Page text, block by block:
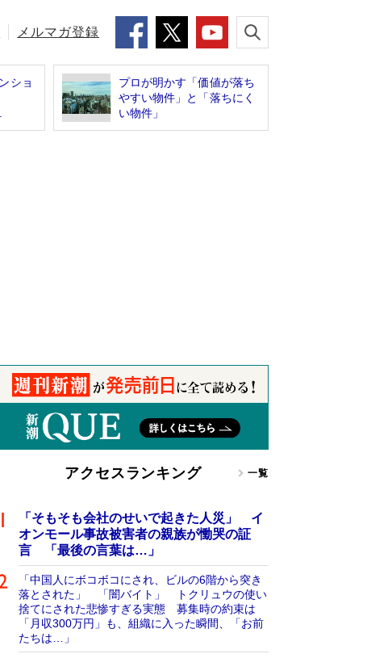
メルマガ登録
ショ
プロが明かす「価値が落ち
やすい物件」と「落ちにく
い物件」
アクセスランキング 一覧
「そもそも会社のせいで起きた人災」 イ
オンモール事故被害者の親族が慟哭の証
言 「最後の言葉は…」
「中国人にボコボコにされ、ビルの6階から突き
落とされた」 「闇バイト」 トクリュウの使い
捨てにされた悲惨すぎる実態 募集時の約束は
「月収300万円」も、組織に入った瞬間、「お前
たちは…」